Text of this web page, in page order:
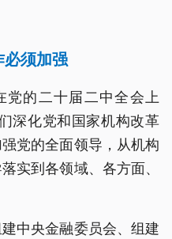
须加强
的二十届二中全会上
深化党和国家机构改革
党的全面领导，从机构
实到各领域、各方面、
中央金融委员会、组建